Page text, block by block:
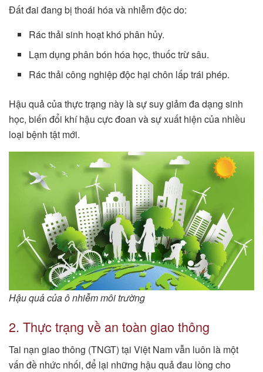
Đất đai đang bị thoái hóa và nhiễm độc do:
Rác thải sinh hoạt khó phân hủy.
Lạm dụng phân bón hóa học, thuốc trừ sâu.
Rác thải công nghiệp độc hại chôn lấp trái phép.
Hậu quả của thực trạng này là sự suy giảm đa dạng sinh
học, biến đổi khí hậu cực đoan và sự xuất hiện của nhiều
loại bệnh tật mới.
Hậu quả của ô nhiễm môi trường
2. Thực trạng về an toàn giao thông
Tai nạn giao thông (TNGT) tại Việt Nam vẫn luôn là một
vấn đề nhức nhối, để lại những hậu quả đau lòng cho